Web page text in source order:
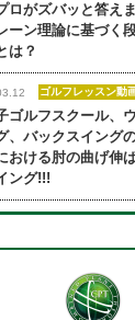
ロがズバッと答え
ーン理論に基づく
は？
ゴルフレッスン動
ゴルフスクール、
、バックスイング
おける肘の曲げ伸
ング!!!